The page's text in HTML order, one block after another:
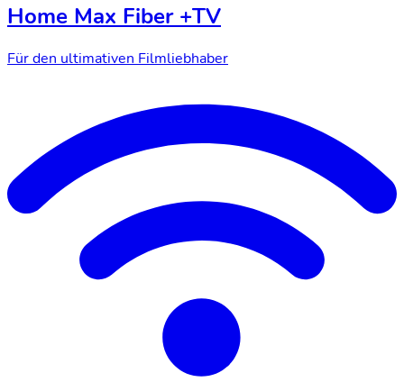
Home Max Fiber +TV
Für den ultimativen Filmliebhaber